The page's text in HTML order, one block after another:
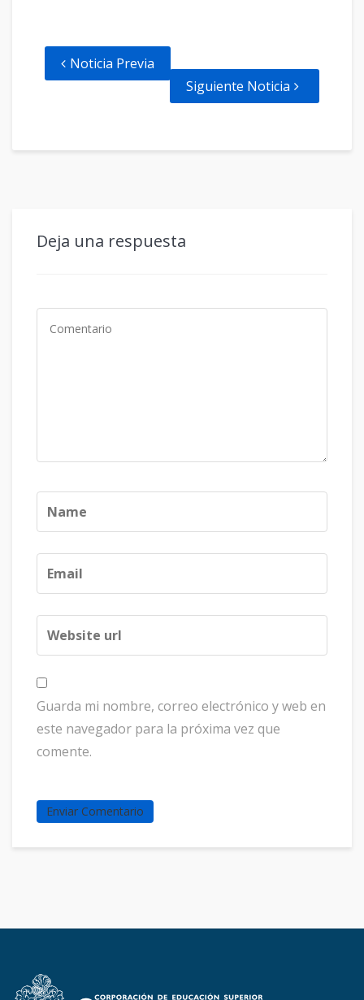
Noticia Previa
Siguiente Noticia
Deja una respuesta
Guarda mi nombre, correo electrónico y web en
este navegador para la próxima vez que
comente.